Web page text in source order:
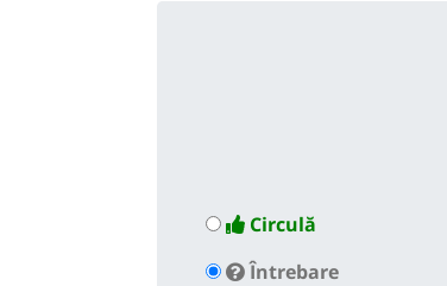
Circulă
Întrebare